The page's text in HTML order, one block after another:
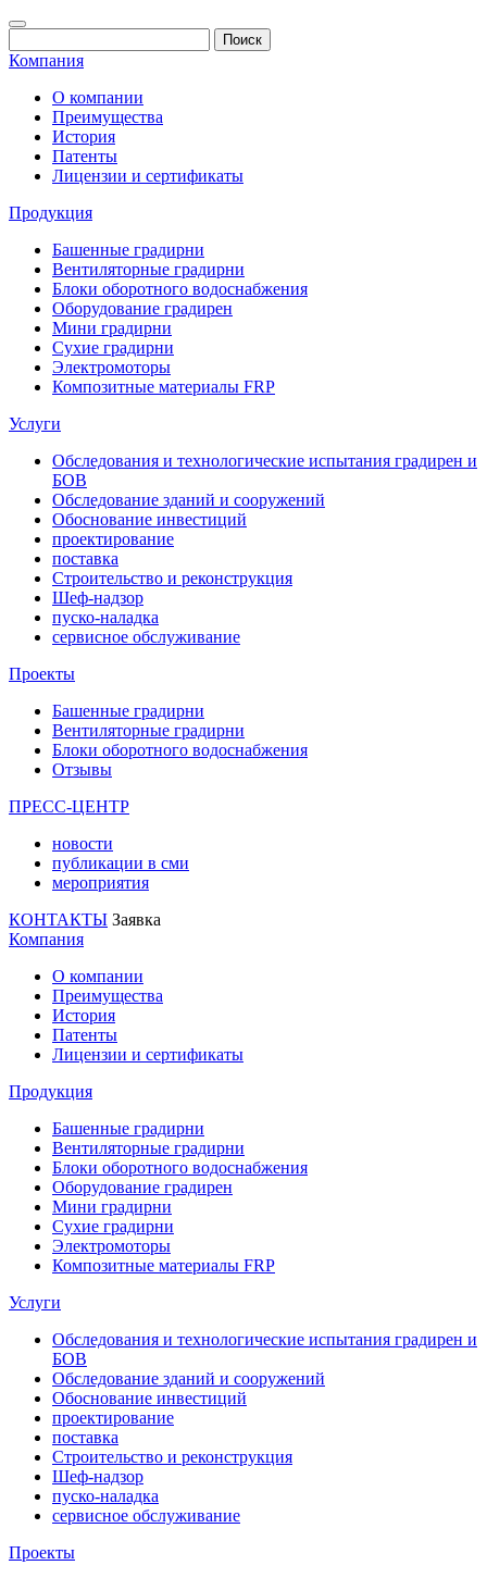
Компания
О компании
Преимущества
История
Патенты
Лицензии и сертификаты
Продукция
Башенные градирни
Вентиляторные градирни
Блоки оборотного водоснабжения
Оборудование градирен
Мини градирни
Сухие градирни
Электромоторы
Композитные материалы FRP
Услуги
Обследования и технологические испытания градирен и
БОВ
Обследование зданий и сооружений
Обоснование инвестиций
проектирование
поставка
Строительство и реконструкция
Шеф-надзор
пуско-наладка
сервисное обслуживание
Проекты
Башенные градирни
Вентиляторные градирни
Блоки оборотного водоснабжения
Отзывы
ПРЕСС-ЦЕНТР
новости
публикации в сми
мероприятия
КОНТАКТЫ Заявка
Компания
О компании
Преимущества
История
Патенты
Лицензии и сертификаты
Продукция
Башенные градирни
Вентиляторные градирни
Блоки оборотного водоснабжения
Оборудование градирен
Мини градирни
Сухие градирни
Электромоторы
Композитные материалы FRP
Услуги
Обследования и технологические испытания градирен и
БОВ
Обследование зданий и сооружений
Обоснование инвестиций
проектирование
поставка
Строительство и реконструкция
Шеф-надзор
пуско-наладка
сервисное обслуживание
Проекты